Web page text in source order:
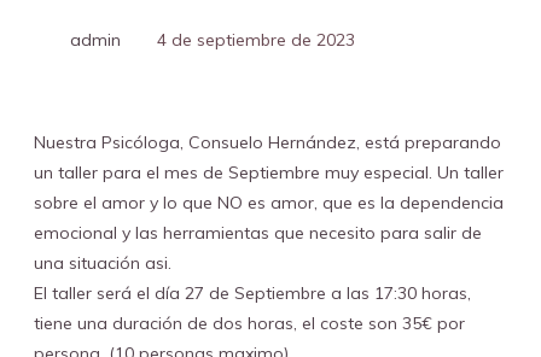
admin 4 de septiembre de 2023
Nuestra Psicóloga, Consuelo Hernández, está preparando
un taller para el mes de Septiembre muy especial. Un taller
sobre el amor y lo que NO es amor, que es la dependencia
emocional y las herramientas que necesito para salir de
una situación asi.
El taller será el día 27 de Septiembre a las 17:30 horas,
tiene una duración de dos horas, el coste son 35€ por